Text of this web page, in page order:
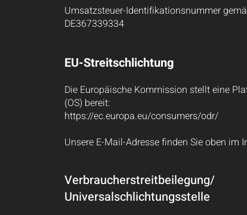
Umsatzsteuer-Identifikationsnummer
DE367339334​
EU-Streitschlichtung
Die Europäische Kommission stellt eine
(OS) bereit:
https://ec.europa.eu/consumers/odr/
Unsere E-Mail-Adresse finden Sie oben im
Verbraucherstreitbeilegung/
Universalschlichtungsstelle